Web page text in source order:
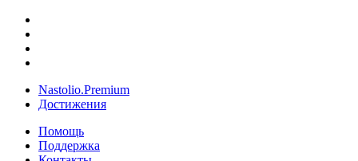
Nastolio.Premium
Достижения
Помощь
Поддержка